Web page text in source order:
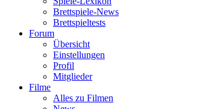
Brettspiele-News
Brettspieltests
Forum
Übersicht
Einstellungen
Profil
Mitglieder
Filme
Alles zu Filmen